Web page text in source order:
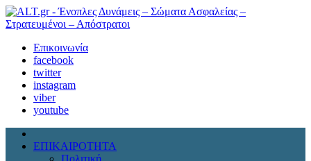
Επικοινωνία
facebook
twitter
instagram
viber
youtube
ΕΠΙΚΑΙΡΟΤΗΤΑ
Πολιτική